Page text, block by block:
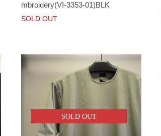
mbroidery(VI-3353-01)BLK
SOLD OUT
SOLD OUT